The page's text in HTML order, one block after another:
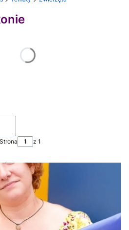
Strona z 1